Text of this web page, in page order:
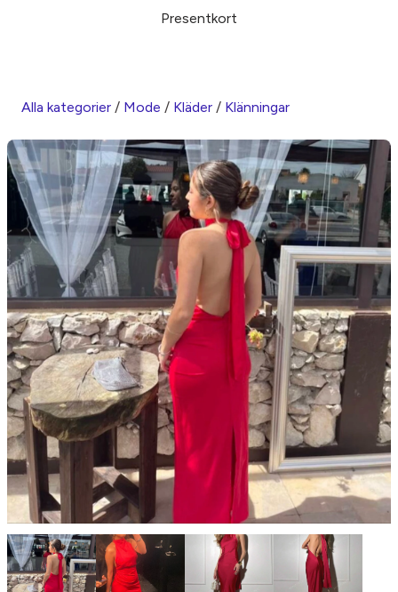
Presentkort
Alla kategorier / Mode / Kläder / Klänningar